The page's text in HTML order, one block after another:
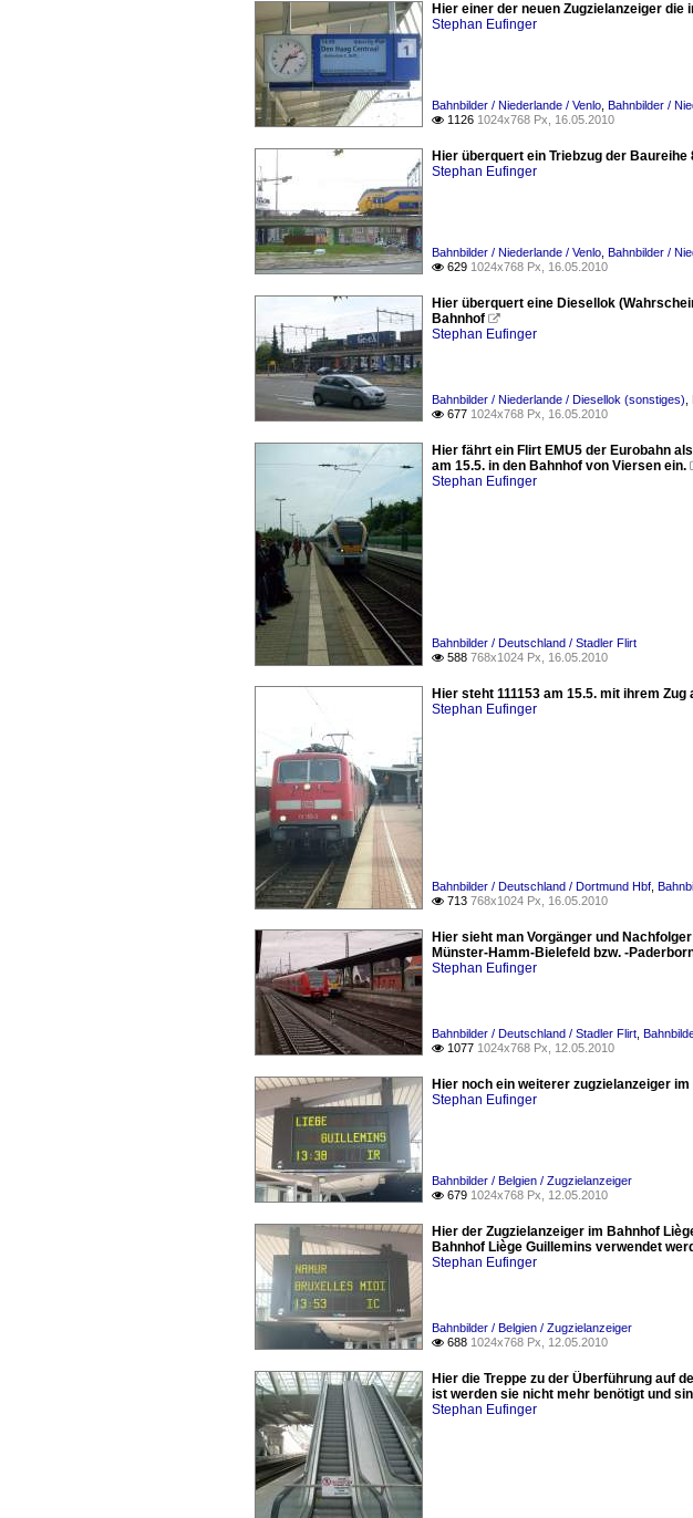
Hier einer der neuen Zugzielanzeiger
Stephan Eufinger
Bahnbilder / Niederlande / Venlo Bahnbilder /
 1126 1024x768 Px, 16.05.2010
Hier überquert ein Triebzug der
Stephan Eufinger
Bahnbilder / Niederlande / Venlo Bahnbilder /
 629 1024x768 Px, 16.05.2010
Hier überquert eine Diesellok
Bahnhof 
Stephan Eufinger
Bahnbilder / Niederlande / Diesellok (sonstiges)
 677 1024x768 Px, 16.05.2010
Hier fährt ein Flirt EMU5 der Eurobahn
am 15.5. in den Bahnhof von Viersen ein.
Stephan Eufinger
Bahnbilder / Deutschland / Stadler Flirt
 588 768x1024 Px, 16.05.2010
Hier steht 111153 am 15.5. mit ihrem
Stephan Eufinger
Bahnbilder / Deutschland / Dortmund Hbf
 713 768x1024 Px, 16.05.2010
Hier sieht man Vorgänger und
Münster-Hamm-Bielefeld bzw. -
Stephan Eufinger
Bahnbilder / Deutschland / Stadler Flirt
 1077 1024x768 Px, 12.05.2010
Hier noch ein weiterer zugzielanzeiger
Stephan Eufinger
Bahnbilder / Belgien / Zugzielanzeiger
 679 1024x768 Px, 12.05.2010
Hier der Zugzielanzeiger im Bahnhof
Bahnhof Liège Guillemins verwendet
Stephan Eufinger
Bahnbilder / Belgien / Zugzielanzeiger
 688 1024x768 Px, 12.05.2010
Hier die Treppe zu der Überführung auf
ist werden sie nicht mehr benötigt und
Stephan Eufinger